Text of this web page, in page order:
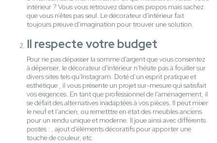
intérieur ? Vous vous retrouvez dans ces propos mais sachez
que vous n’êtes pas seul. Le décorateur d'intérieur fait
toujours preuve d'imagination pour trouver une solution.
Il respecte votre budget
Pour ne pas dépasser la somme d'argent que vous consentez
à dépenser, le décorateur d'intérieur n'hésite pas à fouiller sur
divers sites tels qu'Instagram. Doté d’un esprit pratique et
esthétique , il vous présente un projet sur-mesure qui satisfait
vos exigences. En tant que professionnel de l'aménagement, il
se défait des alternatives inadaptées à vos pièces. Il peut mixer
le neuf et l’ancien, ou remetttre en état des meubles anciens
pour un rendu unique et moderne. Il joue ainsi avec différents
postes : , ajout d'éléments décoratifs pour apporter une
touche de couleur, etc.